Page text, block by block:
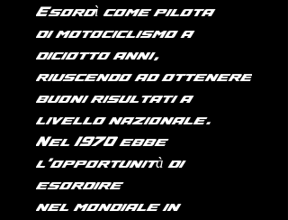
Esordì come pilota
dimotociclismoa
diciotto anni,
riuscendo ad ottenere
buoni risultati a
livello nazionale.
Nel1970ebbe
l'opportunità di
esordire
nelmondialein